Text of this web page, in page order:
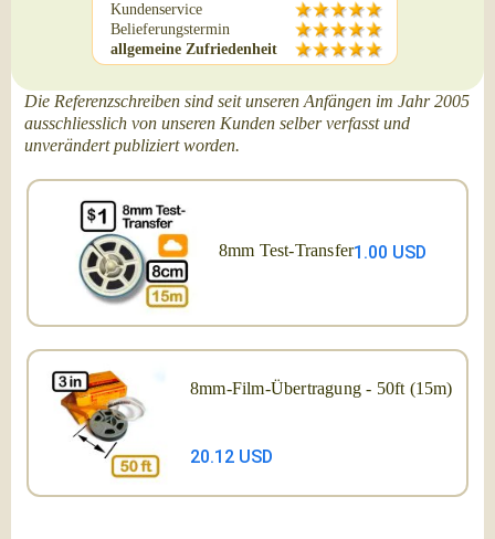
Kundenservice
Belieferungstermin
allgemeine Zufriedenheit
Die Referenzschreiben sind seit unseren Anfängen im Jahr 2005
ausschliesslich von unseren Kunden selber verfasst und
unverändert publiziert worden.
8mm Test-Transfer1.00 USD
8mm-Film-Übertragung - 50ft (15m)
20.12 USD